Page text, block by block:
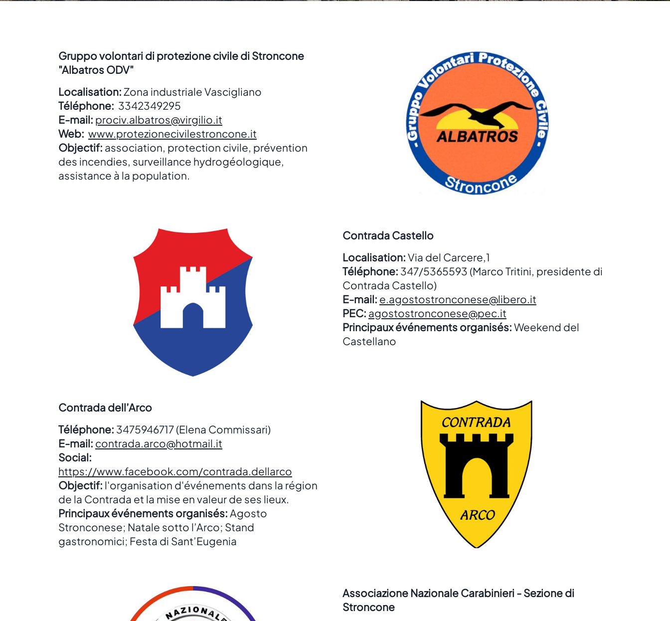
Gruppo volontari di protezione civile di Stroncone
"Albatros ODV"
Localisation:Zona industriale Vascigliano
Téléphone: 3342349295
E-mail: prociv.albatros@virgilio.it
Web: www.protezionecivilestroncone.it
Objectif: association, protection civile, prévention
des incendies, surveillance hydrogéologique,
assistance à la population.
Contrada Castello
Localisation:Via del Carcere,1
Téléphone: 347/5365593 (Marco Tritini, presidente di
Contrada Castello)
E-mail: e.agostostronconese@libero.it
PEC: agostostronconese@pec.it
Principaux événements organisés:Weekend del
Castellano
Contrada dell’Arco
Téléphone: 3475946717 (Elena Commissari)
E-mail: contrada.arco@hotmail.it
Social:
https://www.facebook.com/contrada.dellarco
Objectif: l'organisation d'événements dans la région
de la Contrada et la mise en valeur de ses lieux.
Principaux événements organisés:Agosto
Stronconese; Natale sotto l’Arco; Stand
gastronomici; Festa di Sant’Eugenia
Associazione Nazionale Carabinieri - Sezione di
Stroncone